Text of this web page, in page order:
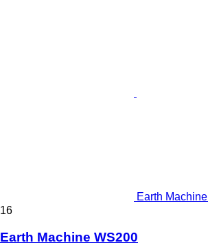
Earth
16
Earth Machine WS200